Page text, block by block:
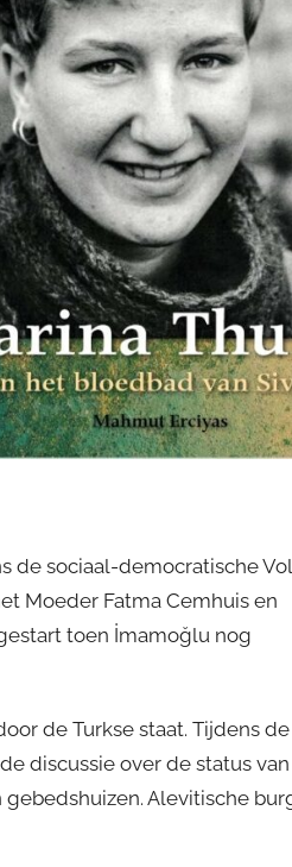
de sociaal-democratische
Moeder Fatma Cemhuis en
toen İmamoğlu nog
de Turkse staat. Tijdens
discussie over de status van
Alevitische